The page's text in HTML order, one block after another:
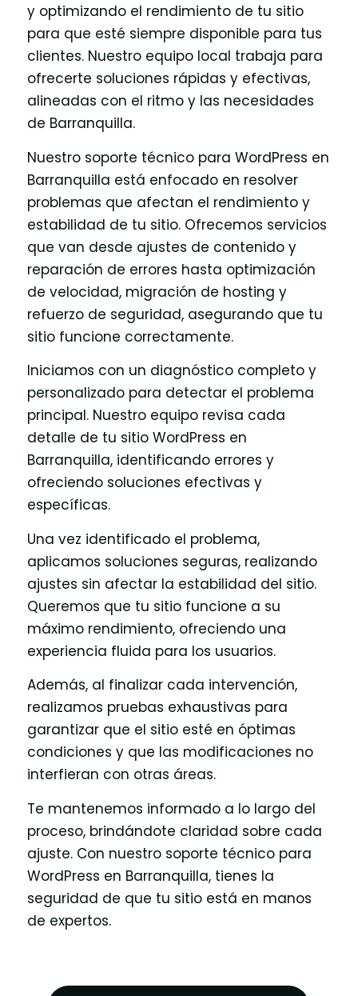
y optimizando el rendimiento de tu sitio
para que esté siempre disponible para tus
clientes. Nuestro equipo local trabaja para
ofrecerte soluciones rápidas y efectivas,
alineadas con el ritmo y las necesidades
de Barranquilla.
Nuestro soporte técnico para WordPress en
Barranquilla está enfocado en resolver
problemas que afectan el rendimiento y
estabilidad de tu sitio. Ofrecemos servicios
que van desde ajustes de contenido y
reparación de errores hasta optimización
de velocidad, migración de hosting y
refuerzo de seguridad, asegurando que tu
sitio funcione correctamente.
Iniciamos con un diagnóstico completo y
personalizado para detectar el problema
principal. Nuestro equipo revisa cada
detalle de tu sitio WordPress en
Barranquilla, identificando errores y
ofreciendo soluciones efectivas y
específicas.
Una vez identificado el problema,
aplicamos soluciones seguras, realizando
ajustes sin afectar la estabilidad del sitio.
Queremos que tu sitio funcione a su
máximo rendimiento, ofreciendo una
experiencia fluida para los usuarios.
Además, al finalizar cada intervención,
realizamos pruebas exhaustivas para
garantizar que el sitio esté en óptimas
condiciones y que las modificaciones no
interfieran con otras áreas.
Te mantenemos informado a lo largo del
proceso, brindándote claridad sobre cada
ajuste. Con nuestro soporte técnico para
WordPress en Barranquilla, tienes la
seguridad de que tu sitio está en manos
de expertos.